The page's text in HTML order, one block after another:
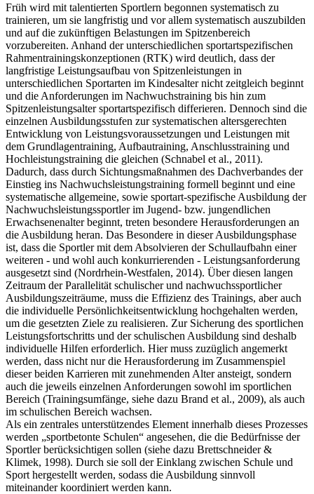
Früh wird mit talentierten Sportlern begonnen systematisch zu
trainieren, um sie langfristig und vor allem systematisch auszubilden
und auf die zukünftigen Belastungen im Spitzenbereich
vorzubereiten. Anhand der unterschiedlichen sportartspezifischen
Rahmentrainingskonzeptionen (RTK) wird deutlich, dass der
langfristige Leistungsaufbau von Spitzenleistungen in
unterschiedlichen Sportarten im Kindesalter nicht zeitgleich beginnt
und die Anforderungen im Nachwuchstraining bis hin zum
Spitzenleistungsalter sportartspezifisch differieren. Dennoch sind die
einzelnen Ausbildungsstufen zur systematischen altersgerechten
Entwicklung von Leistungsvoraussetzungen und Leistungen mit
dem Grundlagentraining, Aufbautraining, Anschlusstraining und
Hochleistungstraining die gleichen (Schnabel et al., 2011).
Dadurch, dass durch Sichtungsmaßnahmen des Dachverbandes der
Einstieg ins Nachwuchsleistungstraining formell beginnt und eine
systematische allgemeine, sowie sportart-spezifische Ausbildung der
Nachwuchsleistungssportler im Jugend- bzw. jungendlichen
Erwachsenenalter beginnt, treten besondere Herausforderungen an
die Ausbildung heran. Das Besondere in dieser Ausbildungsphase
ist, dass die Sportler mit dem Absolvieren der Schullaufbahn einer
weiteren - und wohl auch konkurrierenden - Leistungsanforderung
ausgesetzt sind (Nordrhein-Westfalen, 2014). Über diesen langen
Zeitraum der Parallelität schulischer und nachwuchssportlicher
Ausbildungszeiträume, muss die Effizienz des Trainings, aber auch
die individuelle Persönlichkeitsentwicklung hochgehalten werden,
um die gesetzten Ziele zu realisieren. Zur Sicherung des sportlichen
Leistungsfortschritts und der schulischen Ausbildung sind deshalb
individuelle Hilfen erforderlich. Hier muss zuzüglich angemerkt
werden, dass nicht nur die Herausforderung im Zusammenspiel
dieser beiden Karrieren mit zunehmenden Alter ansteigt, sondern
auch die jeweils einzelnen Anforderungen sowohl im sportlichen
Bereich (Trainingsumfänge, siehe dazu Brand et al., 2009), als auch
im schulischen Bereich wachsen.
Als ein zentrales unterstützendes Element innerhalb dieses Prozesses
werden „sportbetonte Schulen“ angesehen, die die Bedürfnisse der
Sportler berücksichtigen sollen (siehe dazu Brettschneider &
Klimek, 1998). Durch sie soll der Einklang zwischen Schule und
Sport hergestellt werden, sodass die Ausbildung sinnvoll
miteinander koordiniert werden kann.